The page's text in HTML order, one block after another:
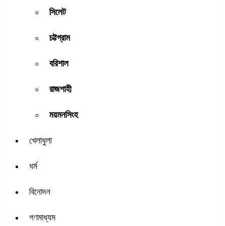
সিলেট
চট্টগ্রাম
বরিশাল
রাজশাহী
ময়মনসিংহ
খেলাধুলা
ধর্ম
বিনোদন
গণমাধ্যম